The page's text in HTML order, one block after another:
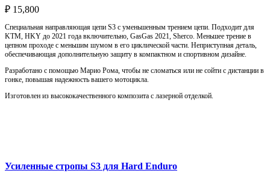
₽ 15,800
Специальная направляющая цепи S3 с уменьшенным трением цепи. Подходит для
KTM, HKY до 2021 года включительно, GasGas 2021, Sherco. Меньшее трение в
цепном проходе с меньшим шумом в его циклической части. Неприступная деталь,
обеспечивающая дополнительную защиту в компактном и спортивном дизайне.
Разработано с помощью Марио Рома, чтобы не сломаться или не сойти с дистанции в
гонке, повышая надежность вашего мотоцикла.
Изготовлен из высококачественного композита с лазерной отделкой.
Усиленные стропы S3 для Hard Enduro